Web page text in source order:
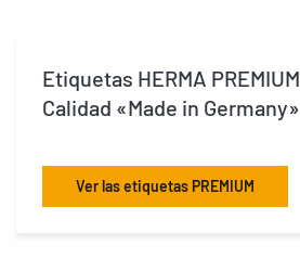
Etiquetas HERMA PREMIUM
Calidad «Made in Germany»
Ver las etiquetas PREMIUM